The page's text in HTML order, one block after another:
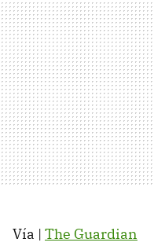
Vía | The Guardian